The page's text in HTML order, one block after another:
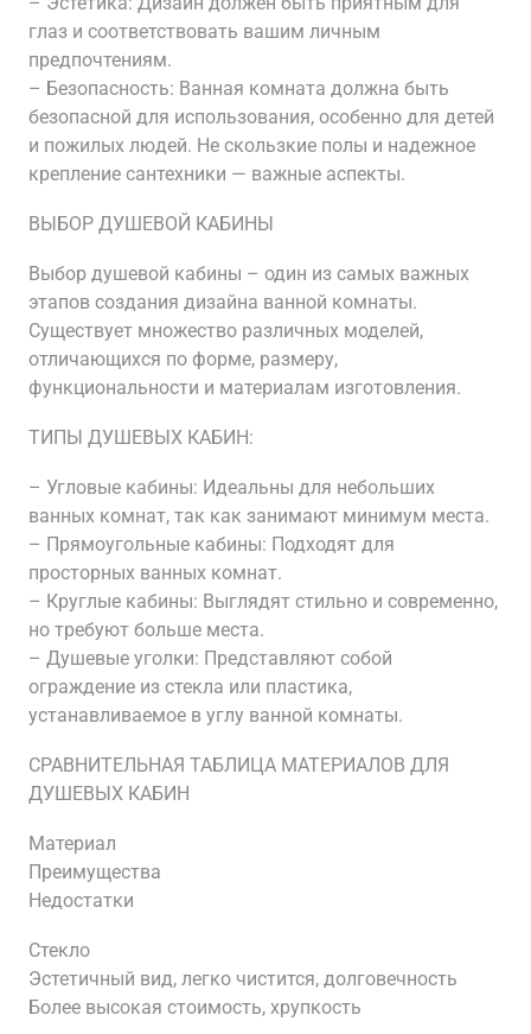
глаз и соответствовать вашим личным
предпочтениям.
– Безопасность: Ванная комната должна быть
безопасной для использования, особенно для детей
и пожилых людей. Не скользкие полы и надежное
крепление сантехники — важные аспекты.
ВЫБОР ДУШЕВОЙ КАБИНЫ
Выбор душевой кабины – один из самых важных
этапов создания дизайна ванной комнаты.
Существует множество различных моделей,
отличающихся по форме, размеру,
функциональности и материалам изготовления.
ТИПЫ ДУШЕВЫХ КАБИН:
– Угловые кабины: Идеальны для небольших
ванных комнат, так как занимают минимум места.
– Прямоугольные кабины: Подходят для
просторных ванных комнат.
– Круглые кабины: Выглядят стильно и современно,
но требуют больше места.
– Душевые уголки: Представляют собой
ограждение из стекла или пластика,
устанавливаемое в углу ванной комнаты.
СРАВНИТЕЛЬНАЯ ТАБЛИЦА МАТЕРИАЛОВ ДЛЯ
ДУШЕВЫХ КАБИН
Материал
Преимущества
Недостатки
Стекло
Эстетичный вид, легко чистится, долговечность
Более высокая стоимость, хрупкость